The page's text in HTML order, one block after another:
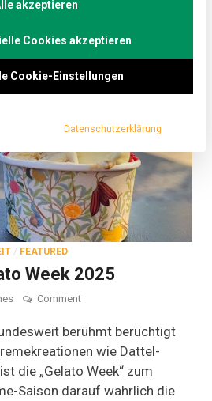
/ FEATURED
Week 2025
Commenton
Mio,
Gelato
Week
2025
berühmt berüchtigt
wie Dattel-
die „Gelato Week“ zum
Saison darauf wahrlich die
akzeptieren
Cookies akzeptieren
Cookie-Einstellungen
Datenschutzerklärung